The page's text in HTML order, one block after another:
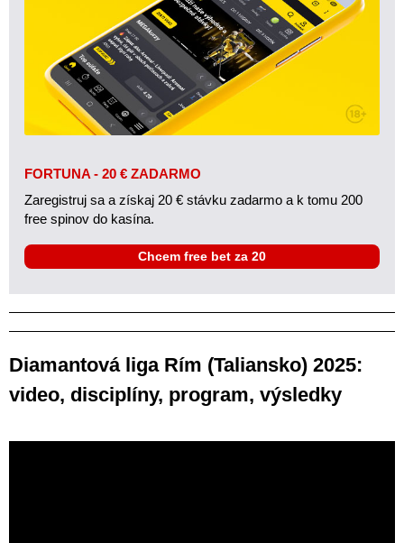
FORTUNA - 20 € ZADARMO
Zaregistruj sa a získaj 20 € stávku zadarmo a k tomu 200
free spinov do kasína.
Chcem free bet za 20
Diamantová liga Rím (Taliansko) 2025:
video, disciplíny, program, výsledky